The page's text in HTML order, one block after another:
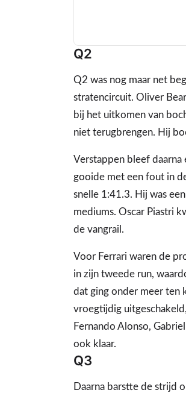
Baku
Q2
Q2 was nog maar net
stratencircuit. Oliver
bij het uitkomen van
niet terugbrengen. Hij
Verstappen bleef
gooide met een fout in
snelle 1:41.3. Hij was
mediums. Oscar Piastri
de vangrail.
Voor Ferrari waren de
in zijn tweede run,
dat ging onder meer ten
vroegtijdig
Fernando Alonso,
ook klaar.
Q3
Daarna barstte de strijd